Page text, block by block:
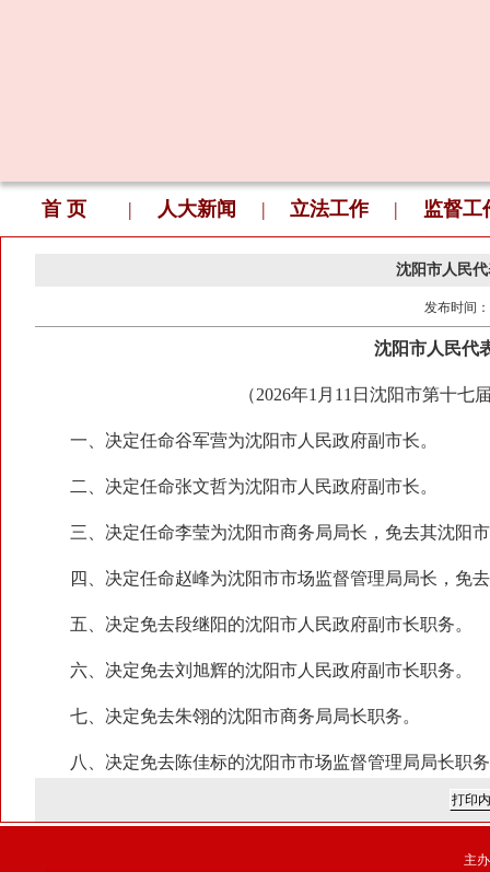
首 页 | 人大新闻 | 立法工作 | 监督工
沈阳市人民
发布时间：
沈阳市人民代
（2026年1月11日沈阳市第十
一、决定任命谷军营为沈阳市人民政府副市长。
二、决定任命张文哲为沈阳市人民政府副市长。
三、决定任命李莹为沈阳市商务局局长，免去其沈阳市
四、决定任命赵峰为沈阳市市场监督管理局局长，免去
五、决定免去段继阳的沈阳市人民政府副市长职务。
六、决定免去刘旭辉的沈阳市人民政府副市长职务。
七、决定免去朱翎的沈阳市商务局局长职务。
八、决定免去陈佳标的沈阳市市场监督管理局局长职
主